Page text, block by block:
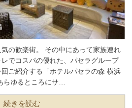
の歓楽街。 その中にあって家族連れ
でコスパの優れた、パセラグループ
ご紹介する「ホテルパセラの森 横浜
らゆるところにサ…
続きを読む